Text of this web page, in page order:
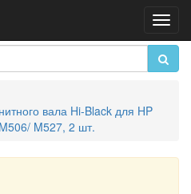
вала Hi-Black для HP
M527, 2 шт.